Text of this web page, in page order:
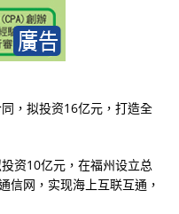
，拟投资16亿元，打造全
资10亿元，在福州设立总
信网，实现海上互联互通，